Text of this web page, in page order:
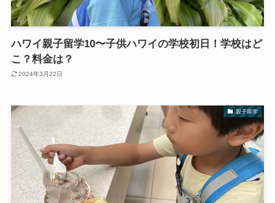
ハワイ親子留学10〜子供ハワイの学校初日！学校はど
こ？料金は？
2024年3月22日
親子留学